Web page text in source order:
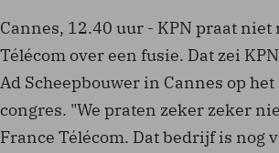
Cannes, 12.40 uur - KPN praat niet
Télécom over een fusie. Dat zei
Ad Scheepbouwer in Cannes op het
congres. "We praten zeker zeker
France Télécom. Dat bedrijf is nog